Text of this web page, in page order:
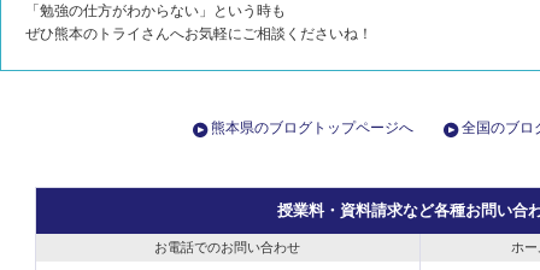
「勉強の仕方がわからない」という時も
ぜひ熊本のトライさんへお気軽にご相談くださいね！
熊本県のブログトップページへ 全国のブロ
授業料・資料請求など各種お問い合
お電話でのお問い合わせ ホ